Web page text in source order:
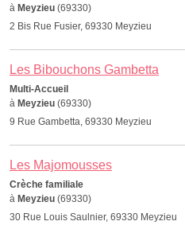
à Meyzieu (69330)
2 Bis Rue Fusier, 69330 Meyzieu
Les Bibouchons Gambetta
Multi-Accueil
à Meyzieu (69330)
9 Rue Gambetta, 69330 Meyzieu
Les Majomousses
Crèche familiale
à Meyzieu (69330)
30 Rue Louis Saulnier, 69330 Meyzieu